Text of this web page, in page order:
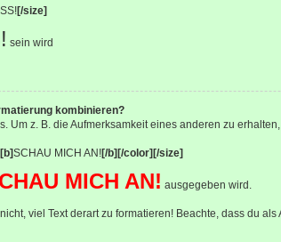
[/size]
sein wird
kombinieren?
Um z. B. die Aufmerksamkeit eines anderen zu
SCHAU MICH AN![/b][/color][/size]
MICH AN! ausgegeben wird.
viel Text derart zu formatieren! Beachte, dass du